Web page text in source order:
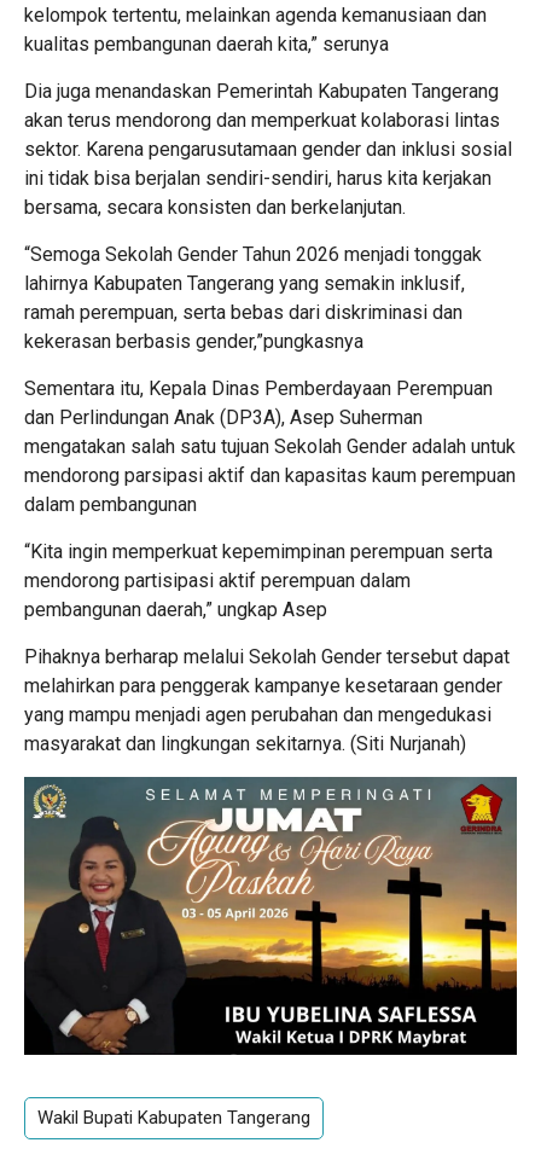
kelompok tertentu, melainkan agenda kemanusiaan dan
kualitas pembangunan daerah kita,” serunya
Dia juga menandaskan Pemerintah Kabupaten Tangerang
akan terus mendorong dan memperkuat kolaborasi lintas
sektor. Karena pengarusutamaan gender dan inklusi sosial
ini tidak bisa berjalan sendiri-sendiri, harus kita kerjakan
bersama, secara konsisten dan berkelanjutan.
“Semoga Sekolah Gender Tahun 2026 menjadi tonggak
lahirnya Kabupaten Tangerang yang semakin inklusif,
ramah perempuan, serta bebas dari diskriminasi dan
kekerasan berbasis gender,”pungkasnya
Sementara itu, Kepala Dinas Pemberdayaan Perempuan
dan Perlindungan Anak (DP3A), Asep Suherman
mengatakan salah satu tujuan Sekolah Gender adalah untuk
mendorong parsipasi aktif dan kapasitas kaum perempuan
dalam pembangunan
“Kita ingin memperkuat kepemimpinan perempuan serta
mendorong partisipasi aktif perempuan dalam
pembangunan daerah,” ungkap Asep
Pihaknya berharap melalui Sekolah Gender tersebut dapat
melahirkan para penggerak kampanye kesetaraan gender
yang mampu menjadi agen perubahan dan mengedukasi
masyarakat dan lingkungan sekitarnya. (Siti Nurjanah)
Wakil Bupati Kabupaten Tangerang